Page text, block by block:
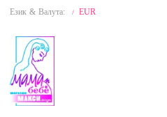
Език & Валута: / EUR